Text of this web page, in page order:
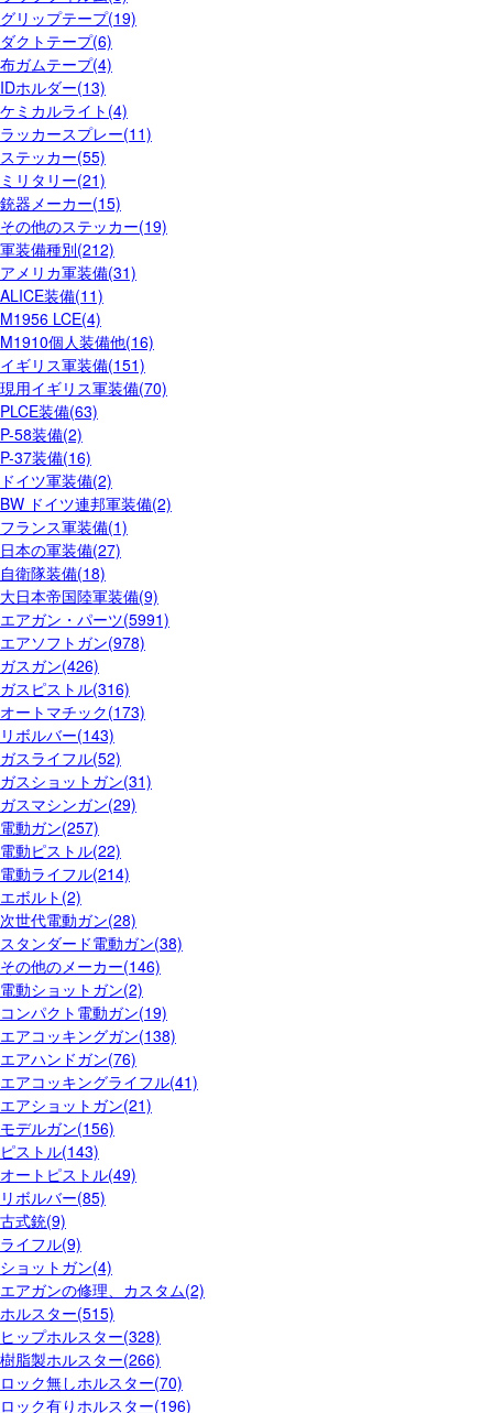
グリップテープ(19)
ダクトテープ(6)
布ガムテープ(4)
IDホルダー(13)
ケミカルライト(4)
ラッカースプレー(11)
ステッカー(55)
ミリタリー(21)
銃器メーカー(15)
その他のステッカー(19)
軍装備種別(212)
アメリカ軍装備(31)
ALICE装備(11)
M1956 LCE(4)
M1910個人装備他(16)
イギリス軍装備(151)
現用イギリス軍装備(70)
PLCE装備(63)
P-58装備(2)
P-37装備(16)
ドイツ軍装備(2)
BW ドイツ連邦軍装備(2)
フランス軍装備(1)
日本の軍装備(27)
自衛隊装備(18)
大日本帝国陸軍装備(9)
エアガン・パーツ(5991)
エアソフトガン(978)
ガスガン(426)
ガスピストル(316)
オートマチック(173)
リボルバー(143)
ガスライフル(52)
ガスショットガン(31)
ガスマシンガン(29)
電動ガン(257)
電動ピストル(22)
電動ライフル(214)
エボルト(2)
次世代電動ガン(28)
スタンダード電動ガン(38)
その他のメーカー(146)
電動ショットガン(2)
コンパクト電動ガン(19)
エアコッキングガン(138)
エアハンドガン(76)
エアコッキングライフル(41)
エアショットガン(21)
モデルガン(156)
ピストル(143)
オートピストル(49)
リボルバー(85)
古式銃(9)
ライフル(9)
ショットガン(4)
エアガンの修理、カスタム(2)
ホルスター(515)
ヒップホルスター(328)
樹脂製ホルスター(266)
ロック無しホルスター(70)
ロック有りホルスター(196)